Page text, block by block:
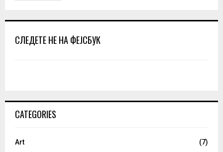
СЛЕДЕТЕ НЕ НА ФЕЈСБУК
CATEGORIES
Art
(7)